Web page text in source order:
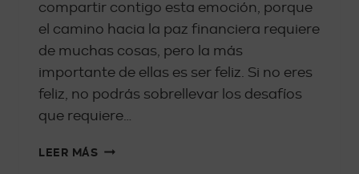
compartir contigo esta emoción, porque
el camino hacia la paz financiera requiere
de muchas cosas, pero la más
importante de ellas es ser feliz. Si no eres
feliz, no podrás sobrellevar los desafíos
que requiere…
LEER MÁS